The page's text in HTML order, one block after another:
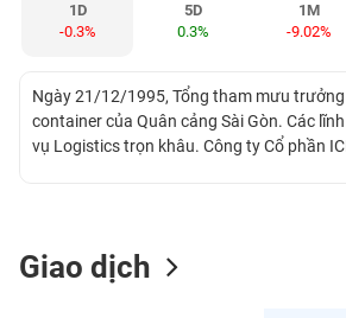
1D
-0.3%
5D
0.3%
1M
-9.02%
Ngày 21/12/1995, Tổng tham mưu
container của Quân cảng Sài Gòn. Các
vụ Logistics trọn khâu. Công ty Cổ phần
Giao dịch
GIỚI